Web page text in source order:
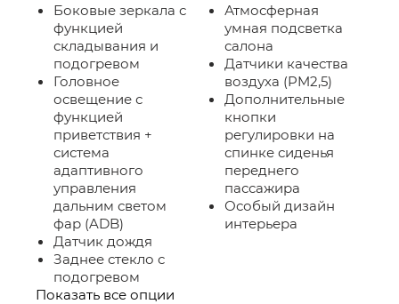
Боковые зеркала с
функцией
складывания и
подогревом
Головное
освещение с
функцией
приветствия +
система
адаптивного
управления
дальним светом
фар (ADB)
Датчик дождя
Заднее стекло с
подогревом
Атмосферная
умная подсветка
салона
Датчики качества
воздуха (PM2,5)
Дополнительные
кнопки
регулировки на
спинке сиденья
переднего
пассажира
Особый дизайн
интерьера
Показать все опции